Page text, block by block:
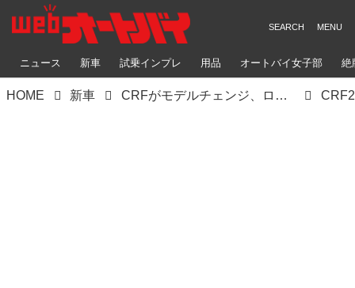
ニュース 新車 試乗インプレ 用品 オートバイ女子部 絶
HOME 新車 CRFがモデルチェンジ、ローレンス兄弟が創り上げた70%新しい最新シャシーはいかに